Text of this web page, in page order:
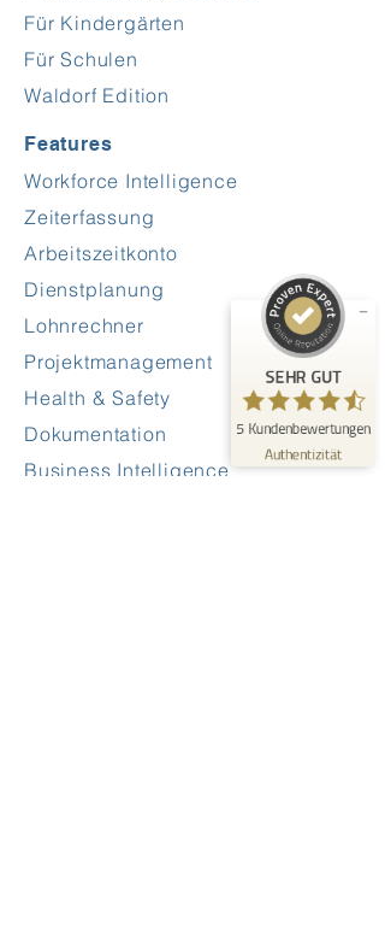
Für Kindergärten
Für Schulen
Waldorf Edition
Features
Workforce Intelligence
Zeiterfassung
Arbeitszeitkonto
Dienstplanung
Lohnrechner
Projektmanagement
Health & Safety
Dokumentation
Business Intelligence
SEHR GUT
5 Kundenbewertungen
Authentizität
Kundenbewertungen und Erfahrungen zu
ProvenExpert.com
SEHR GUT
Bewertungen auf ProvenExpert.com
Erfahren Sie mehr über dieses Bewertungssiegel
09.06.2026